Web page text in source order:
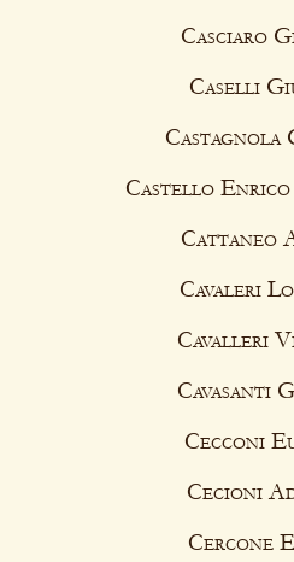
Casciaro
Caselli
Castagnola
Castello
Cattaneo
Cavaleri
Cavalleri
Cavasanti
Cecconi
Cecioni
Cercone